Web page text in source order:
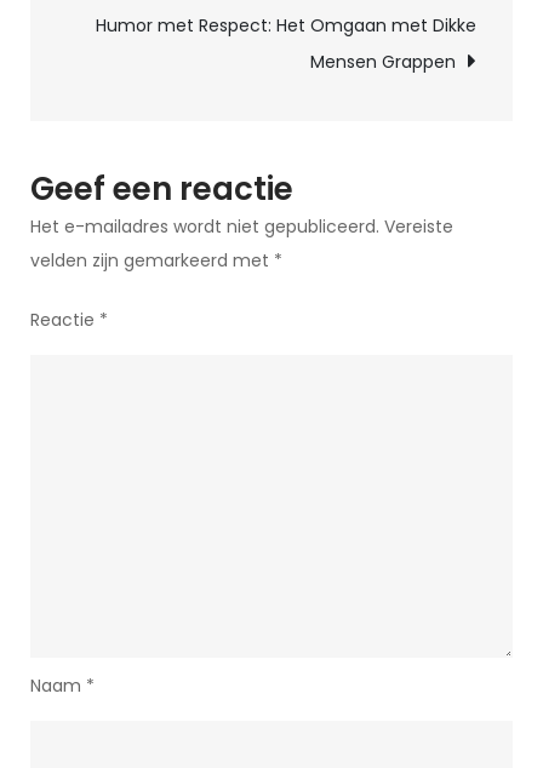
Humor met Respect: Het Omgaan met Dikke
Mensen Grappen
Geef een reactie
Het e-mailadres wordt niet gepubliceerd. Vereiste
velden zijn gemarkeerd met *
Reactie *
Naam *